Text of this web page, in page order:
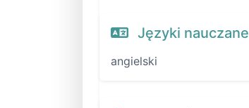
Języki nauczane
angielski